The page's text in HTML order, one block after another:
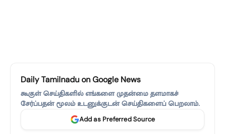
Daily Tamilnadu on Google News
கூகுள் செய்திகளில் எங்களை முதன்மை தளமாகச்
சேர்ப்பதன் மூலம் உடனுக்குடன் செய்திகளைப் பெறலாம்.
Add as Preferred Source